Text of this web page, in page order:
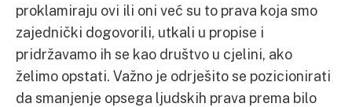
proklamiraju ovi ili oni već su to prava koja smo
zajednički dogovorili, utkali u propise i
pridržavamo ih se kao društvo u cjelini, ako
želimo opstati. Važno je odrješito se pozicionirati
da smanjenje opsega ljudskih prava prema bilo